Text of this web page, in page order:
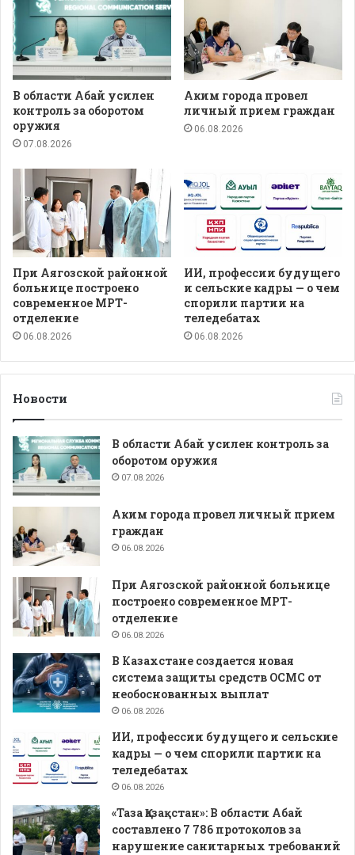
В области Абай усилен
контроль за оборотом
оружия
07.08.2026
Аким города провел
личный прием граждан
06.08.2026
При Аягозской районной
больнице построено
современное МРТ-
отделение
06.08.2026
ИИ, профессии будущего
и сельские кадры — о чем
спорили партии на
теледебатах
06.08.2026
Новости
В области Абай усилен контроль за
оборотом оружия
07.08.2026
Аким города провел личный прием
граждан
06.08.2026
При Аягозской районной больнице
построено современное МРТ-
отделение
06.08.2026
В Казахстане создается новая
система защиты средств ОСМС от
необоснованных выплат
06.08.2026
ИИ, профессии будущего и сельские
кадры — о чем спорили партии на
теледебатах
06.08.2026
«Таза Қазақстан»: В области Абай
составлено 7 786 протоколов за
нарушение санитарных требований